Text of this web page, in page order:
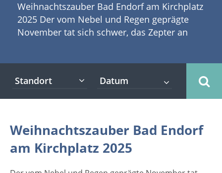
Weihnachtszauber Bad Endorf am Kirchplatz
2025 Der vom Nebel und Regen geprägte
November tat sich schwer, das Zepter an
sich nach einem hektischen Jahr auf Schnee
und auf die besinnliche Adventszeit. [caption
width="335"] (c) Adagio - Fotolia[/caption]
Viele Menschen freuen sich auch auf den
Besuch der Weihnachtsmärkte in Bayern, die
Standort
Weihnachtszauber Bad Endorf
am Kirchplatz 2025